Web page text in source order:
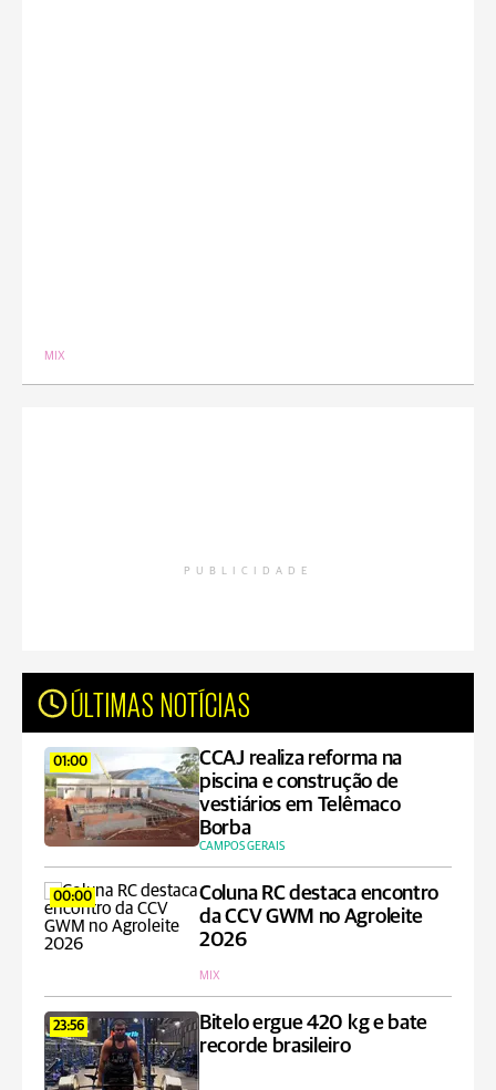
MIX
PUBLICIDADE
ÚLTIMAS NOTÍCIAS
01:00
CCAJ realiza reforma na
piscina e construção de
vestiários em Telêmaco
Borba
CAMPOS GERAIS
00:00
Coluna RC destaca encontro
da CCV GWM no Agroleite
2026
MIX
23:56
Bitelo ergue 420 kg e bate
recorde brasileiro